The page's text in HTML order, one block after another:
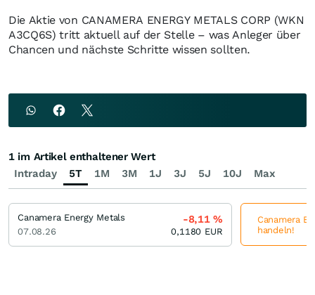
Die Aktie von CANAMERA ENERGY METALS CORP (WKN
A3CQ6S) tritt aktuell auf der Stelle – was Anleger über
Chancen und nächste Schritte wissen sollten.
Intraday 5T 1M 3M 1J 3J 5J 10J Max
1 im Artikel enthaltener Wert
Canamera Energy Metals
07.08.26
-8,11%
0,1180 EUR
Canamera
handeln!